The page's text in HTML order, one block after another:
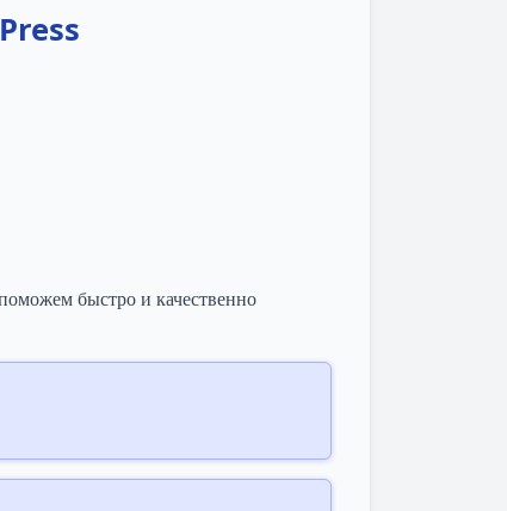
быстро и качественно